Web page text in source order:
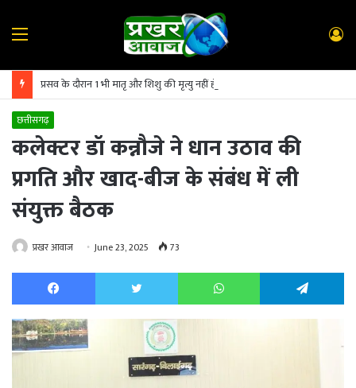
Menu
छत्तीसगढ़
कलेक्टर डॉ कन्नौजे ने धान उठाव की
प्रगति और खाद-बीज के संबंध में ली
संयुक्त बैठक
प्रखर आवाज June 23, 2025 73
Facebook Twitter WhatsApp